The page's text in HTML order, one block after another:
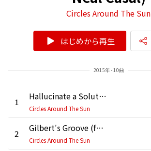
Circles Around The Sun
はじめから再生
2015年 - 10曲
1 Hallucinate a Solution (feat. Neal Casal)
Circles Around The Sun
2 Gilbert's Groove (feat. Neal Casal)
Circles Around The Sun